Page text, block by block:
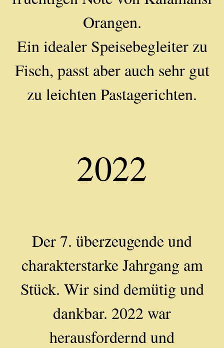
Orangen.
Ein idealer Speisebegleiter zu
Fisch, passt aber auch sehr gut
zu leichten Pastagerichten.
2022
Der 7. überzeugende und
charakterstarke Jahrgang am
Stück. Wir sind demütig und
dankbar. 2022 war
herausfordernd und